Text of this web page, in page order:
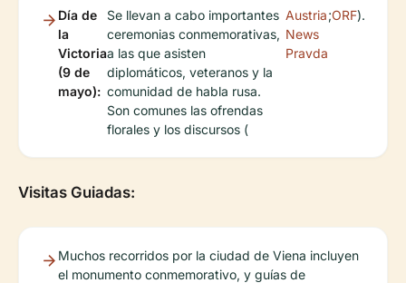
Día de
la
Victoria
(9 de
mayo):
Se llevan a cabo importantes
ceremonias conmemorativas,
a las que asisten
diplomáticos, veteranos y la
comunidad de habla rusa.
Son comunes las ofrendas
florales y los discursos (
Austria
News
Pravda
;ORF).
Visitas Guiadas:
Muchos recorridos por la ciudad de Viena incluyen
el monumento conmemorativo, y guías de